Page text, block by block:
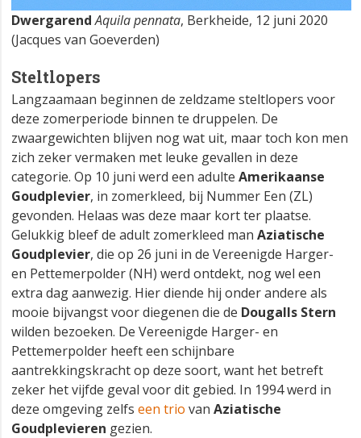
Dwergarend Aquila pennata, Berkheide, 12 juni 2020
(Jacques van Goeverden)
Steltlopers
Langzaamaan beginnen de zeldzame steltlopers voor
deze zomerperiode binnen te druppelen. De
zwaargewichten blijven nog wat uit, maar toch kon men
zich zeker vermaken met leuke gevallen in deze
categorie. Op 10 juni werd een adulte Amerikaanse
Goudplevier, in zomerkleed, bij Nummer Een (ZL)
gevonden. Helaas was deze maar kort ter plaatse.
Gelukkig bleef de adult zomerkleed man Aziatische
Goudplevier, die op 26 juni in de Vereenigde Harger-
en Pettemerpolder (NH) werd ontdekt, nog wel een
extra dag aanwezig. Hier diende hij onder andere als
mooie bijvangst voor diegenen die de Dougalls Stern
wilden bezoeken. De Vereenigde Harger- en
Pettemerpolder heeft een schijnbare
aantrekkingskracht op deze soort, want het betreft
zeker het vijfde geval voor dit gebied. In 1994 werd in
deze omgeving zelfs een trio van Aziatische
Goudplevieren gezien.